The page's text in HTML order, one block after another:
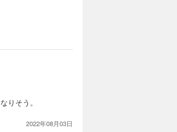
りそう。
2022年08月03日